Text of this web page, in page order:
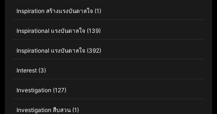
Inspiration สร้างแรงบันดาลใจ (1)
Inspirational แรงบันดาลใจ (139)
Inspirational แรงบันดาลใจ (392)
Interest (3)
Investigation (127)
Investigation สืบสวน (1)